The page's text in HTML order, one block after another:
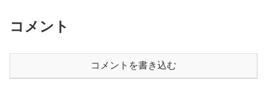
コメント
コメントを書き込む